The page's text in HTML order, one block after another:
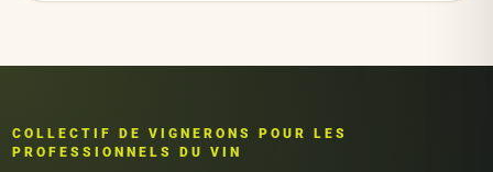
COLLECTIF DE VIGNERONS POUR LES
PROFESSIONNELS DU VIN